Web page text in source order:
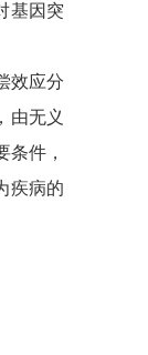
基因突
效应分
由无义
条件，
疾病的